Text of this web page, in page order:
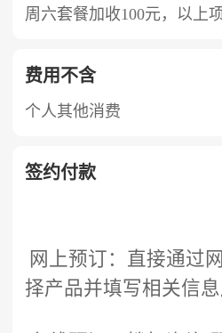
周六套餐加收100元，以上
费用不含
​个人其他消费
签约付款
网上预订：直接通过
择产品并填写相关信息